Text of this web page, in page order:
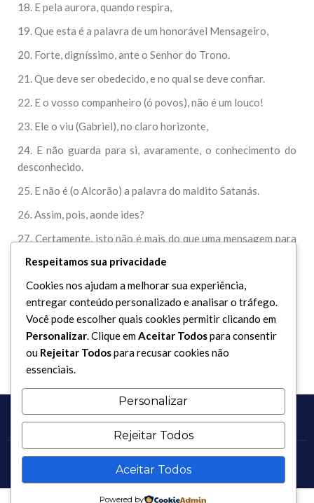
18. E pela aurora, quando respira,
19. Que esta é a palavra de um honorável Mensageiro,
20. Forte, digníssimo, ante o Senhor do Trono.
21. Que deve ser obedecido, e no qual se deve confiar.
22. E o vosso companheiro (ó povos), não é um louco!
23. Ele o viu (Gabriel), no claro horizonte,
24. E não guarda para si, avaramente, o conhecimento do
desconhecido.
25. E não é (o Alcorão) a palavra do maldito Satanás.
26. Assim, pois, aonde ides?
27. Certamente, isto não é mais do que uma mensagem para
o universo,
28. Para quem de vós se quiser encaminhar.
29. Porém, não vos encaminhareis, salvo se Allah, o Senhor
do Universo, assim o permitir.
Copyright 2017 - 2026 / Todos os direitos reservados.
Respeitamos sua privacidade
Cookies nos ajudam a melhorar sua experiência,
entregar conteúdo personalizado e analisar o tráfego.
Você pode escolher quais cookies permitir clicando em
Personalizar. Clique emAceitar Todospara consentir
ou Rejeitar Todospara recusar cookies não
essenciais.
Personalizar
Rejeitar Todos
Aceitar Todos
Powered by